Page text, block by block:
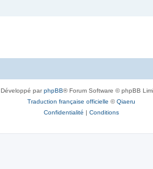
Développé parphpBB® Forum Software © phpBB
Traduction française officielle ©Qiaeru
Confidentialité | Conditions